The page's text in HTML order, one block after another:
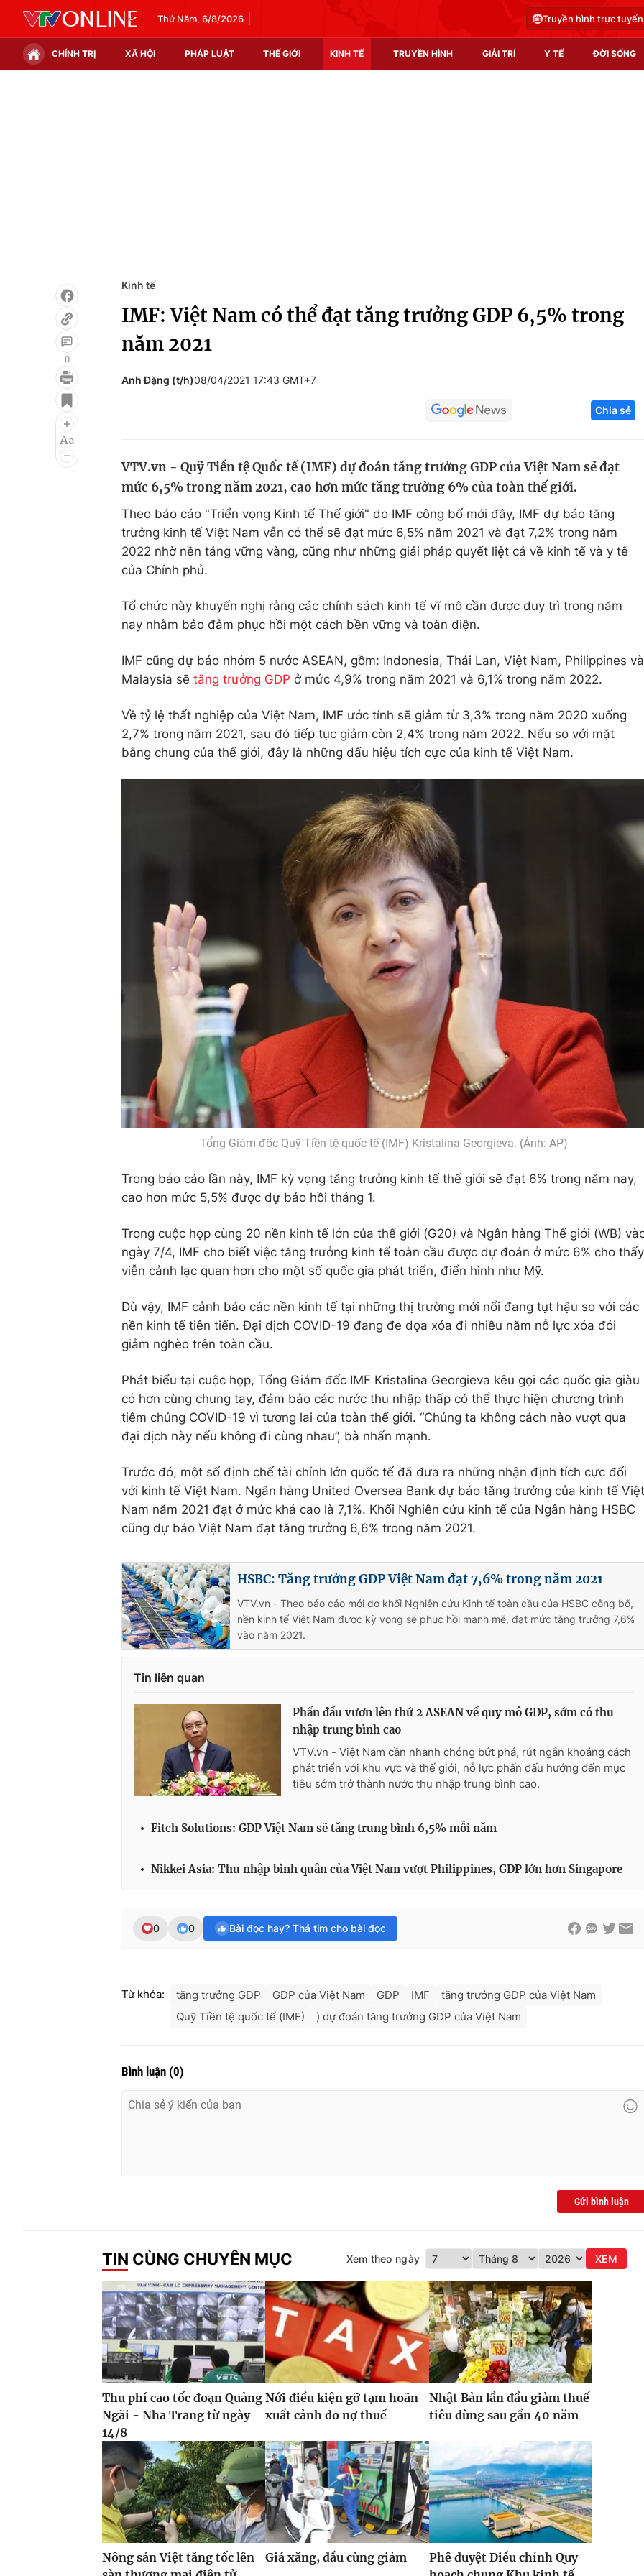
Thứ Năm, 6/8/2026 Truyền hình trực tuyến
CHÍNH TRỊ XÃ HỘI PHÁP LUẬT THẾ GIỚI KINH TẾ TRUYỀN HÌNH GIẢI TRÍ Y TẾ ĐỜI SỐNG
Infographic
Điện ảnh
Âm nhạc
Chất lượng cuộc sống
Tuyển sinh
Hitech Công
Thị trường
0
Kinh tế
IMF: Việt Nam có thể đạt tăng trưởng GDP 6,5% trong
năm 2021
Anh Đặng (t/h)08/04/2021 17:43 GMT+7
Chia sẻ
VTV.vn - Quỹ Tiền tệ Quốc tế (IMF) dự đoán tăng trưởng GDP của Việt Nam sẽ đạt
mức 6,5% trong năm 2021, cao hơn mức tăng trưởng 6% của toàn thế giới.
Theo báo cáo "Triển vọng Kinh tế Thế giới" do IMF công bố mới đây, IMF dự báo tăng
trưởng kinh tế Việt Nam vẫn có thể sẽ đạt mức 6,5% năm 2021 và đạt 7,2% trong năm
2022 nhờ nền tảng vững vàng, cũng như những giải pháp quyết liệt cả về kinh tế và y tế
của Chính phủ.
Tổ chức này khuyến nghị rằng các chính sách kinh tế vĩ mô cần được duy trì trong năm
nay nhằm bảo đảm phục hồi một cách bền vững và toàn diện.
IMF cũng dự báo nhóm 5 nước ASEAN, gồm: Indonesia, Thái Lan, Việt Nam, Philippines và
Malaysia sẽ tăng trưởng GDP ở mức 4,9% trong năm 2021 và 6,1% trong năm 2022.
Về tỷ lệ thất nghiệp của Việt Nam, IMF ước tính sẽ giảm từ 3,3% trong năm 2020 xuống
2,7% trong năm 2021, sau đó tiếp tục giảm còn 2,4% trong năm 2022. Nếu so với mặt
bằng chung của thế giới, đây là những dấu hiệu tích cực của kinh tế Việt Nam.
Tổng Giám đốc Quỹ Tiền tệ quốc tế (IMF) Kristalina Georgieva. (Ảnh: AP)
Trong báo cáo lần này, IMF kỳ vọng tăng trưởng kinh tế thế giới sẽ đạt 6% trong năm nay,
cao hơn mức 5,5% được dự báo hồi tháng 1.
Trong cuộc họp cùng 20 nền kinh tế lớn của thế giới (G20) và Ngân hàng Thế giới (WB)
ngày 7/4, IMF cho biết việc tăng trưởng kinh tế toàn cầu được dự đoán ở mức 6% cho thấy
viễn cảnh lạc quan hơn cho một số quốc gia phát triển, điển hình như Mỹ.
Dù vậy, IMF cảnh báo các nền kinh tế tại những thị trường mới nổi đang tụt hậu so với các
nền kinh tế tiên tiến. Đại dịch COVID-19 đang đe dọa xóa đi nhiều năm nỗ lực xóa đói
giảm nghèo trên toàn cầu.
Phát biểu tại cuộc họp, Tổng Giám đốc IMF Kristalina Georgieva kêu gọi các quốc gia giàu
có hơn cùng chung tay, đảm bảo các nước thu nhập thấp có thể thực hiện chương trình
tiêm chủng COVID-19 vì tương lai của toàn thế giới. “Chúng ta không cách nào vượt qua
đại dịch này nếu không đi cùng nhau”, bà nhấn mạnh.
Trước đó, một số định chế tài chính lớn quốc tế đã đưa ra những nhận định tích cực đối
với kinh tế Việt Nam. Ngân hàng United Oversea Bank dự báo tăng trưởng của kinh tế Việt
Nam năm 2021 đạt ở mức khá cao là 7,1%. Khối Nghiên cứu kinh tế của Ngân hàng HSBC
cũng dự báo Việt Nam đạt tăng trưởng 6,6% trong năm 2021.
HSBC: Tăng trưởng GDP Việt Nam đạt 7,6% trong năm 2021
VTV.vn - Theo báo cáo mới do khối Nghiên cứu Kinh tế toàn cầu của HSBC công bố,
nền kinh tế Việt Nam được kỳ vọng sẽ phục hồi mạnh mẽ, đạt mức tăng trưởng 7,6%
vào năm 2021.
Tin liên quan
Phấn đấu vươn lên thứ 2 ASEAN về quy mô GDP, sớm có thu
nhập trung bình cao
VTV.vn - Việt Nam cần nhanh chóng bứt phá, rút ngắn khoảng cách
phát triển với khu vực và thế giới, nỗ lực phấn đấu hướng đến mục
tiêu sớm trở thành nước thu nhập trung bình cao.
Fitch Solutions: GDP Việt Nam sẽ tăng trung bình 6,5% mỗi năm
Nikkei Asia: Thu nhập bình quân của Việt Nam vượt Philippines, GDP lớn hơn Singapore
0 0 Bài đọc hay? Thả tim cho bài đọc
Từ khóa: tăng trưởng GDP GDP của Việt Nam GDP IMF
tăng trưởng GDP của Việt Nam
Quỹ Tiền tệ quốc tế (IMF)
) dự đoán tăng trưởng GDP của Việt Nam
Bình luận (0)
Gửi bình luận
TIN CÙNG CHUYÊN MỤC Xem theo ngày XEM
Thu phí cao tốc đoạn Quảng
Ngãi - Nha Trang từ ngày
14/8
Nới điều kiện gỡ tạm hoãn
xuất cảnh do nợ thuế
Nhật Bản lần đầu giảm thuế
tiêu dùng sau gần 40 năm
Nông sản Việt tăng tốc lên
Giá xăng, dầu cùng giảm
Phê duyệt Điều chỉnh Quy